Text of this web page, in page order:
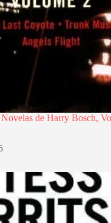
de Harry Bosch,